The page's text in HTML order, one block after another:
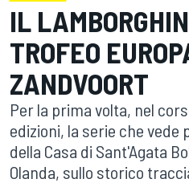
IL
TROFEO
ZANDVOORT
Per la prima volta, nel
edizioni, la serie che
della Casa di Sant'Agata
Olanda, sullo storico